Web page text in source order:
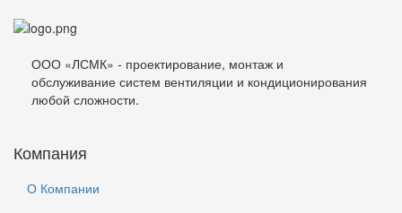
ООО «ЛСМК» - проектирование, монтаж и
обслуживание систем вентиляции и кондиционирования
любой сложности.
Компания
О Компании